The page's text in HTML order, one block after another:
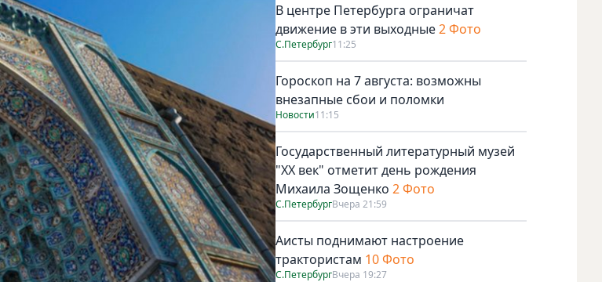
В центре Петербурга ограничат
движение в эти выходные2 Фото
С.Петербург11:25
Гороскоп на 7 августа: возможны
внезапные сбои и поломки
Новости11:15
Государственный литературный музей
"ХХ век" отметит день рождения
Михаила Зощенко 2 Фото
С.ПетербургВчера 21:59
Аисты поднимают настроение
трактористам 10 Фото
С.ПетербургВчера 19:27